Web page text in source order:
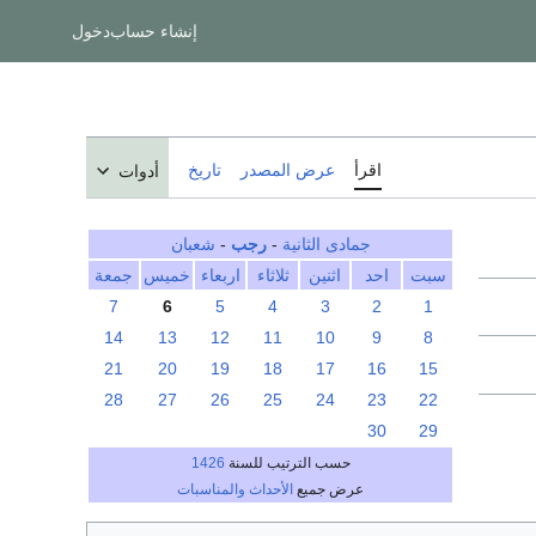
إنشاء حسابدخول
اقرأ عرض المصدر تاريخ أدوات
جمادى الثانية -رجب - شعبان
سبت
احد اثنين ثلاثاء اربعاء خميس
جمعة
1
2
3
4
5
6
7
8
9
10
11
12
13
14
15
16
17
18
19
20
21
22
23
24
25
26
27
28
29
30
حسب الترتيب للسنة 1426
عرض جميع الأحداث والمناسبات